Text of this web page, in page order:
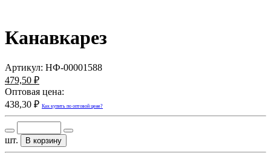
Канавкарез
Артикул: НФ-00001588
479,50 ₽
Оптовая цена:
438,30 ₽ Как купить по оптовой цене?
шт. В корзину